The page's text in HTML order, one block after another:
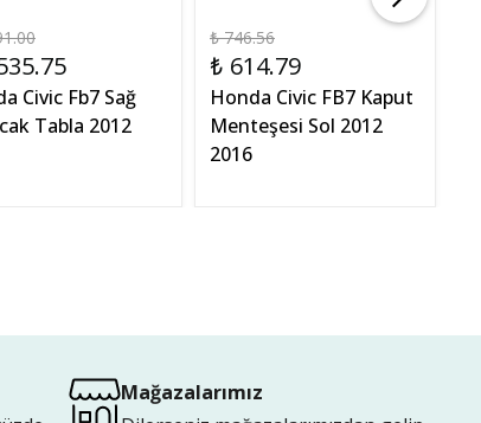
Civic Fb7 Sağ
Tabla 2012
₺ 746.56
₺ 614.79
Honda Civic FB7 Kaput
Menteşesi Sol 2012
2016
Mağazalarımız